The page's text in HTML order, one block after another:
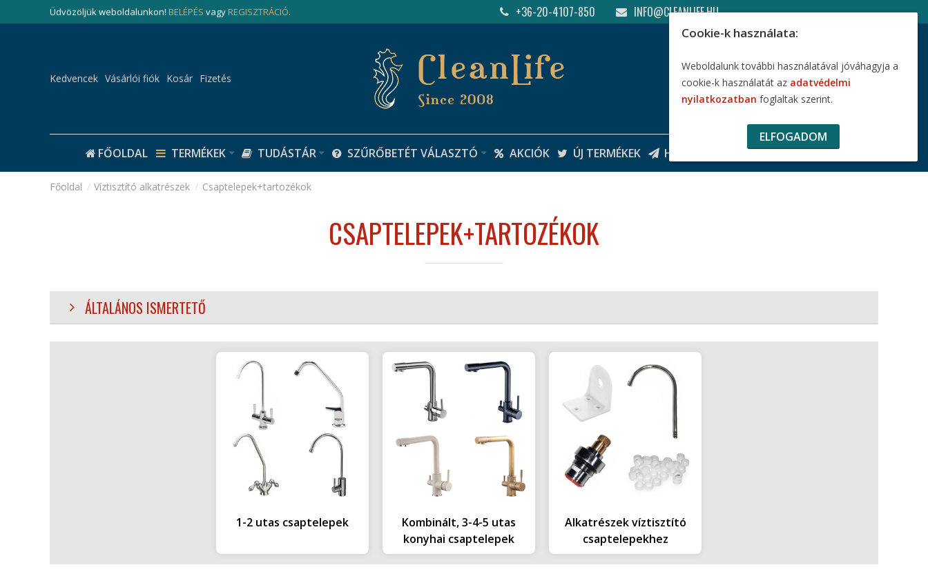
Cookie-k használata:
Weboldalunk további használatával jóváhagyja a
cookie-k használatát az adatvédelmi
nyilatkozatban foglaltak szerint.
ELFOGADOM
Üdvözöljük weboldalunkon! BELÉPÉS vagyREGISZTRÁCIÓ. +36-20-4107-850 INFO@CLEANLIFE.HU
Kedvencek Vásárlói fiók Kosár Fizetés
FŐOLDAL TERMÉKEK TUDÁSTÁR SZŰRŐBETÉT VÁLASZTÓ AKCIÓK ÚJ TERMÉKEK HÍRLEVÉL KOSÁR 0 0,-FT
Víztisztító alkatrészek Csaptelepek+tartozékok
CSAPTELEPEK+TARTOZÉKOK
ÁLTALÁNOS ISMERTETŐ
1-2 utas csaptelepek
Kombinált, 3-4-5 utas
konyhai csaptelepek
Alkatrészek víztisztító
csaptelepekhez